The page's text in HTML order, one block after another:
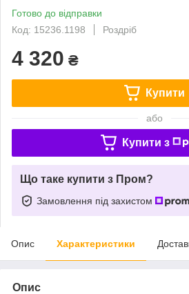
Готово до відправки
Код: 15236.1198
Роздріб
4 320 ₴
Купити
або
Купити з
Що таке купити з Пром?
Замовлення під захистом
Опис Характеристики
Опис